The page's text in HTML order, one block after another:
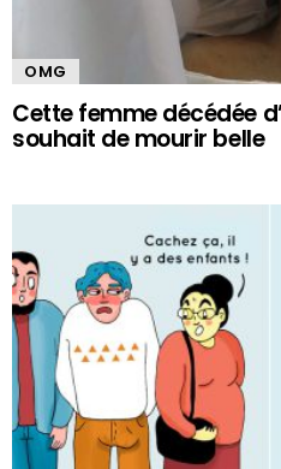
OMG
Cette femme décédée
souhait de mourir belle